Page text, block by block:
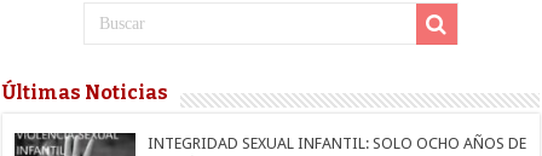
Últimas Noticias
INTEGRIDAD SEXUAL INFANTIL: SOLO OCHO AÑOS DE